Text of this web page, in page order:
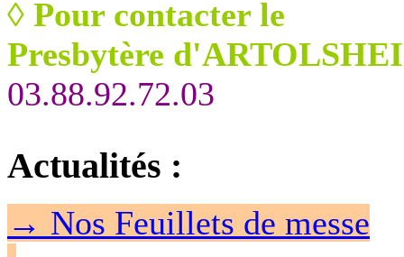
◊ Pour contacter le
Presbytère
03.88.92.72.03
Actualités :
→ Nos Feuillets de messe